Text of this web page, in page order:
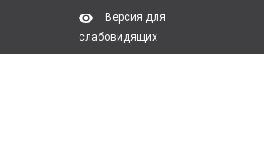
Версия для
слабовидящих